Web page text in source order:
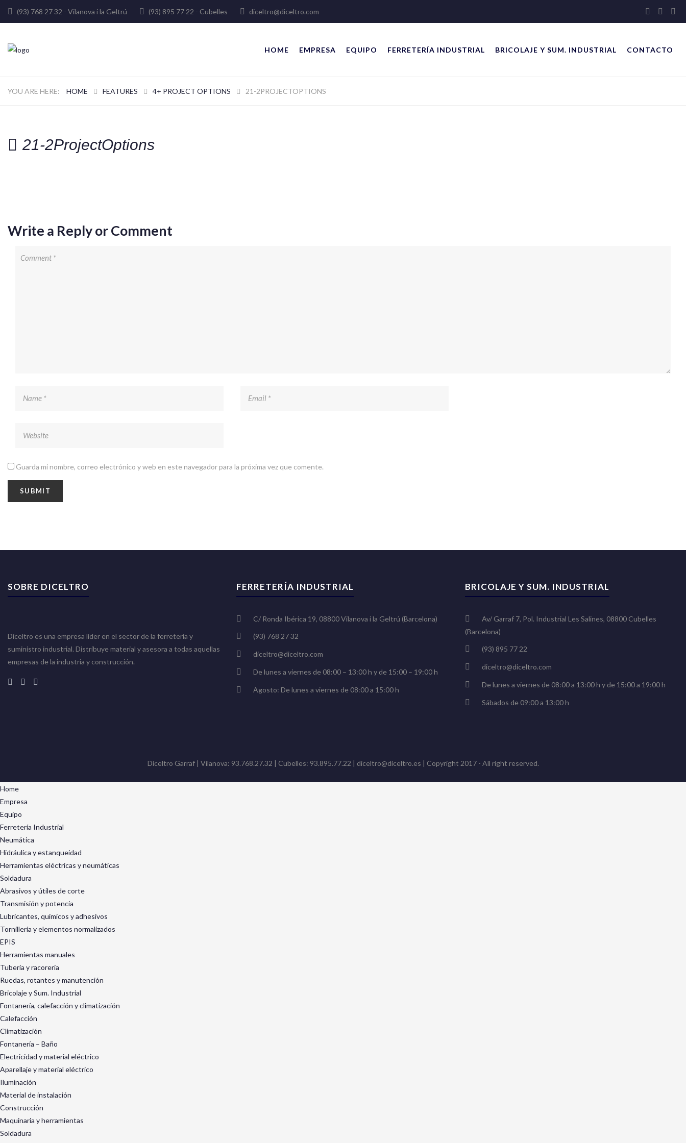
(93) 768 27 32 - Vilanova i la Geltrú (93) 895 77 22 - Cubelles diceltro@diceltro.com
HOME EMPRESA EQUIPO FERRETERÍA INDUSTRIAL BRICOLAJE Y SUM. INDUSTRIAL CONTACTO
HOME FEATURES 4+ PROJECT OPTIONS 21-2PROJECTOPTIONS
21-2ProjectOptions
Write a Reply or Comment
Guarda mi nombre, correo electrónico y web en este navegador para la próxima vez que comente.
SOBRE DICELTRO
Diceltro es una empresa líder en el sector de la ferretería y
suministro industrial. Distribuye material y asesora a todas aquellas
empresas de la industria y construcción.
FERRETERÍA INDUSTRIAL
C/ Ronda Ibérica 19, 08800 Vilanova i la Geltrú (Barcelona)
(93) 768 27 32
diceltro@diceltro.com
De lunes a viernes de 08:00 – 13:00 h y de 15:00 – 19:00 h
Agosto: De lunes a viernes de 08:00 a 15:00 h
BRICOLAJE Y SUM. INDUSTRIAL
Av/ Garraf 7, Pol. Industrial Les Salines, 08800 Cubelles
(Barcelona)
(93) 895 77 22
diceltro@diceltro.com
De lunes a viernes de 08:00 a 13:00 h y de 15:00 a 19:00 h
Sábados de 09:00 a 13:00 h
Diceltro Garraf | Vilanova: 93.768.27.32 | Cubelles: 93.895.77.22 | diceltro@diceltro.es | Copyright 2017 - All right reserved.
Home
Empresa
Equipo
Ferretería Industrial
Neumática
Hidráulica y estanqueidad
Herramientas eléctricas y neumáticas
Soldadura
Abrasivos y útiles de corte
Transmisión y potencia
Lubricantes, químicos y adhesivos
Tornillería y elementos normalizados
EPIS
Herramientas manuales
Tubería y racorería
Ruedas, rotantes y manutención
Bricolaje y Sum. Industrial
Fontanería, calefacción y climatización
Calefacción
Climatización
Fontanería – Baño
Electricidad y material eléctrico
Aparellaje y material eléctrico
Iluminación
Material de instalación
Construcción
Maquinaria y herramientas
Soldadura